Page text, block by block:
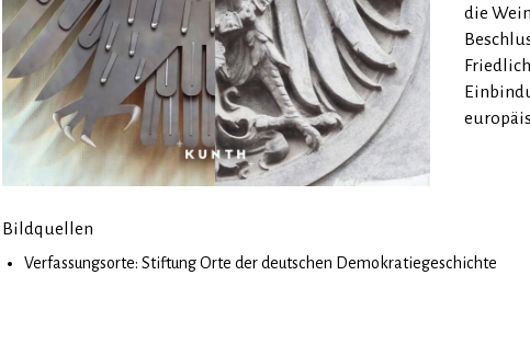
die
Bildquellen
Verfassungsorte: Stiftung Orte der deutschen Demokratiegeschichte